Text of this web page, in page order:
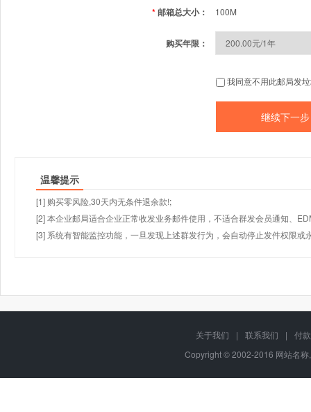
*邮箱总大小： 100M
购买年限：
我同意不用此邮局发
温馨提示
[1] 购买零风险,30天内无条件退余款!;
[2] 本企业邮局适合企业正常收发业务邮件使用，不适合群发会员通知、
[3] 系统有智能监控功能，一旦发现上述群发行为，会自动停止发件权限或
关于我们 | 联系我们 |
付
Copyright © 2002-2016 网站名